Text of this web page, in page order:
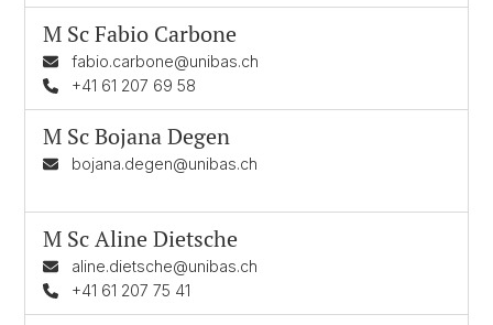
M ScFabio Carbone
fabio.carbone@unibas.ch
+41 61 207 69 58
M ScBojana Degen
bojana.degen@unibas.ch
M ScAline Dietsche
aline.dietsche@unibas.ch
+41 61 207 75 41